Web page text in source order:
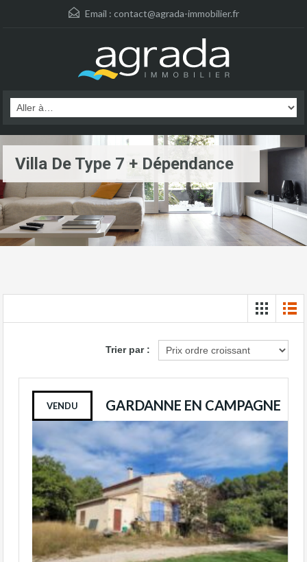
Email : contact@agrada-immobilier.fr
Villa De Type 7 + Dépendance
Trier par :
VENDU GARDANNE EN CAMPAGNE